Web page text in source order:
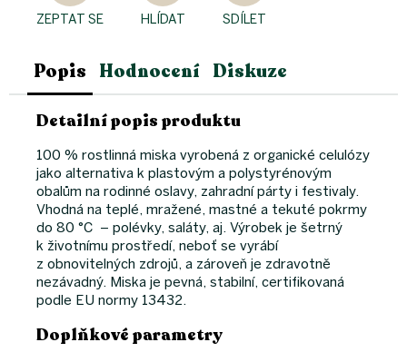
ZEPTAT SE HLÍDAT SDÍLET
Popis Hodnocení Diskuze
Detailní popis produktu
100 % rostlinná miska vyrobená z organické celulózy
jako alternativa k plastovým a polystyrénovým
obalům na rodinné oslavy, zahradní párty i festivaly.
Vhodná na teplé, mražené, mastné a tekuté pokrmy
do 80 °C – polévky, saláty, aj. Výrobek je šetrný
k životnímu prostředí, neboť se vyrábí
z obnovitelných zdrojů, a zároveň je zdravotně
nezávadný. Miska je pevná, stabilní, certifikovaná
podle EU normy 13432.
Doplňkové parametry